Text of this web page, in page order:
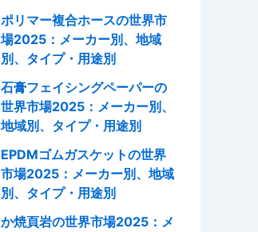
ポリマー複合ホースの世界市
場2025：メーカー別、地域
別、タイプ・用途別
石膏フェイシングペーパーの
世界市場2025：メーカー別、
地域別、タイプ・用途別
EPDMゴムガスケットの世界
市場2025：メーカー別、地域
別、タイプ・用途別
か焼頁岩の世界市場2025：メ